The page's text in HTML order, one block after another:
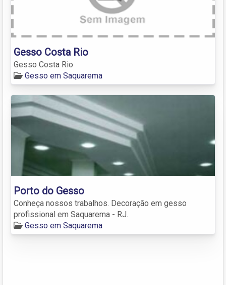
Gesso Costa Rio
Gesso Costa Rio
Gesso em Saquarema
Porto do Gesso
Conheça nossos trabalhos. Decoração em gesso
profissional em Saquarema - RJ.
Gesso em Saquarema